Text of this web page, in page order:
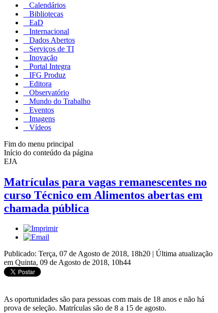
Calendários
Bibliotecas
EaD
Internacional
Dados Abertos
Serviços de TI
Inovação
Portal Integra
IFG Produz
Editora
Observatório
Mundo do Trabalho
Eventos
Imagens
Vídeos
Fim do menu principal
Início do conteúdo da página
EJA
Matrículas para vagas remanescentes no
curso Técnico em Alimentos abertas em
chamada pública
Publicado: Terça, 07 de Agosto de 2018, 18h20 | Última atualização
em Quinta, 09 de Agosto de 2018, 10h44
As oportunidades são para pessoas com mais de 18 anos e não há
prova de seleção. Matrículas são de 8 a 15 de agosto.